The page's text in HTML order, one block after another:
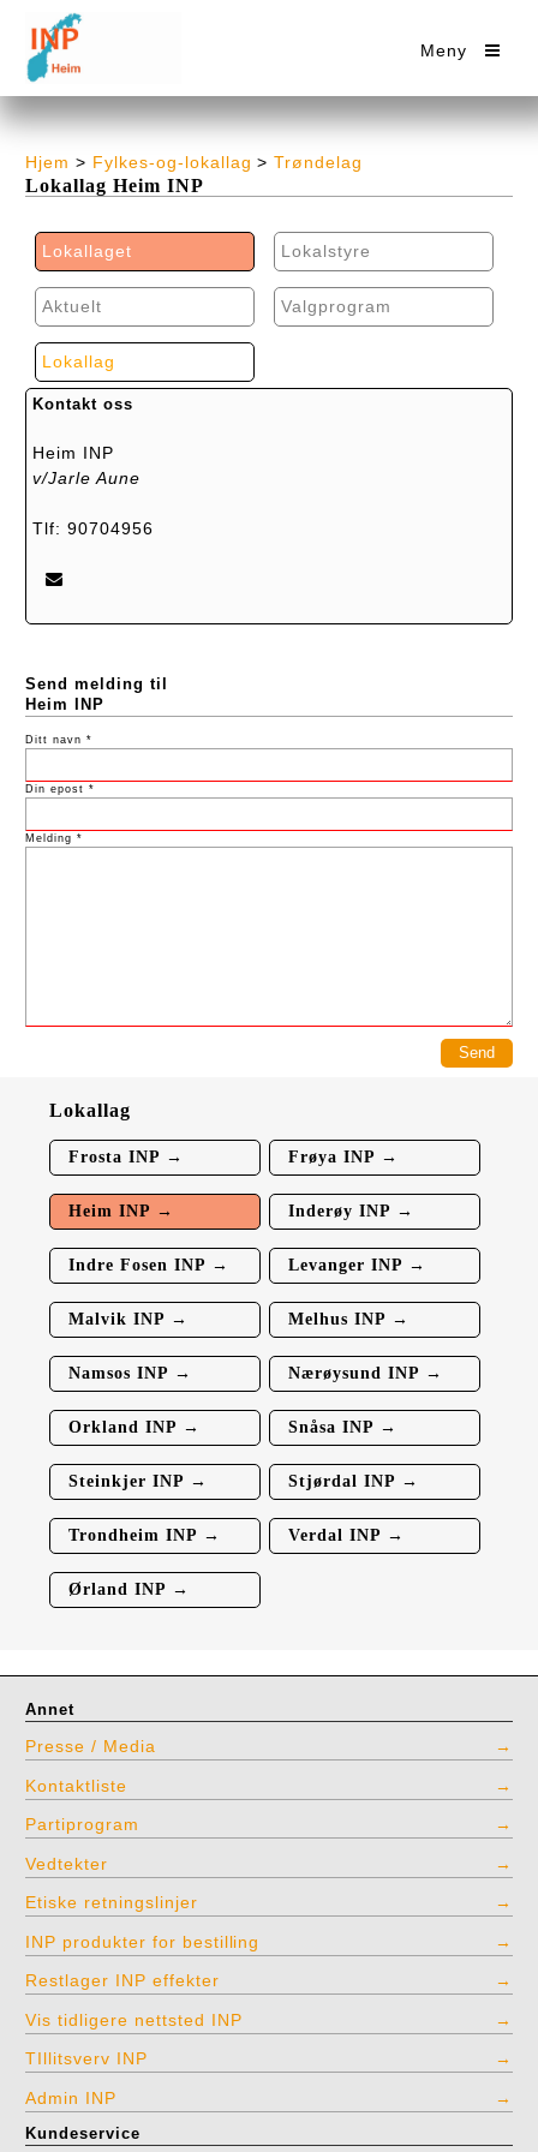
Meny
Hjem > Fylkes-og-lokallag >Trøndelag
Lokallag Heim INP
Lokallaget Lokalstyre
Aktuelt Valgprogram
Lokallag
Kontakt oss
Heim INP
v/Jarle Aune
Tlf: 90704956
Send melding til
Heim INP
Ditt navn *
Din epost *
Melding *
Lokallag
Frosta INP → Frøya INP →
Heim INP → Inderøy INP →
Indre Fosen INP → Levanger INP →
Malvik INP → Melhus INP →
Namsos INP → Nærøysund INP →
Orkland INP → Snåsa INP →
Steinkjer INP → Stjørdal INP →
Trondheim INP → Verdal INP →
Ørland INP →
Annet
Presse / Media
Kontaktliste
Partiprogram
Vedtekter
Etiske retningslinjer
INP produkter for bestilling
Restlager INP effekter
Vis tidligere nettsted INP
TIllitsverv INP
Admin INP
Kundeservice